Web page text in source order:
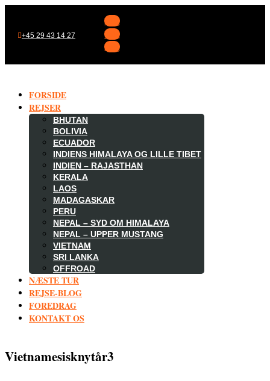
+45 29 43 14 27
Følg
Følg
Følg
FORSIDE
REJSER
BHUTAN
BOLIVIA
ECUADOR
INDIENS HIMALAYA OG LILLE TIBET
INDIEN – RAJASTHAN
KERALA
LAOS
MADAGASKAR
PERU
NEPAL – SYD OM HIMALAYA
NEPAL – UPPER MUSTANG
VIETNAM
SRI LANKA
OFFROAD
NÆSTE TUR
REJSE-BLOG
FOREDRAG
KONTAKT OS
Vietnamesisknytår3